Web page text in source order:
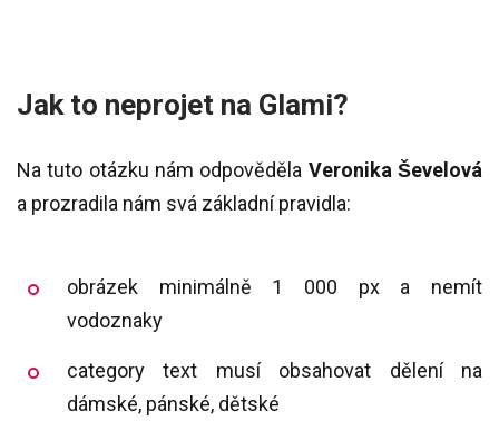
Jak to neprojet na Glami?
Na tuto otázku nám odpověděla Veronika Ševelová
a prozradila nám svá základní pravidla:
obrázek minimálně 1 000 px a nemít
vodoznaky
category text musí obsahovat dělení na
dámské, pánské, dětské